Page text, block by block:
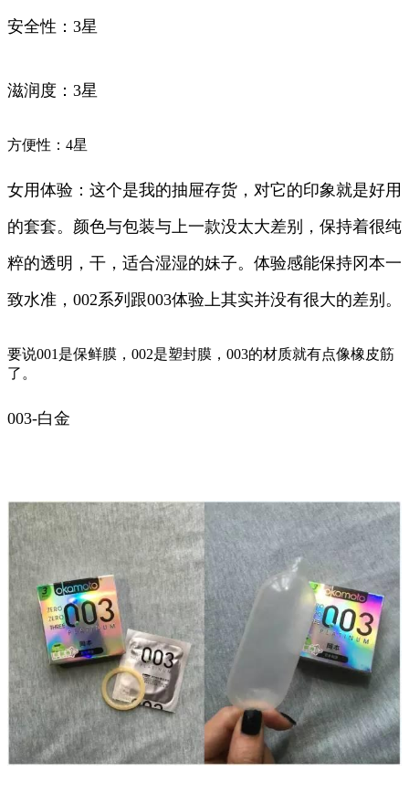
安全性：3星
滋润度：3星
方便性：4星
女用体验：这个是我的抽屉存货，对它的印象就是好用
的套套。颜色与包装与上一款没太大差别，保持着很纯
粹的透明，干，适合湿湿的妹子。体验感能保持冈本一
致水准，002系列跟003体验上其实并没有很大的差别。
要说001是保鲜膜，002是塑封膜，003的材质就有点像橡皮筋
了。
003-白金